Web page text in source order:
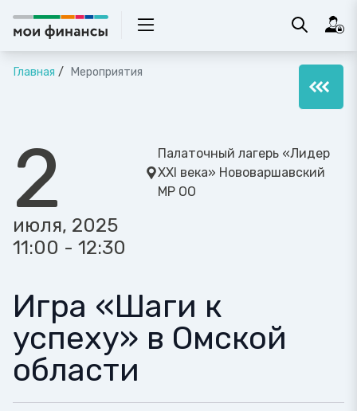
Главная Мероприятия
2
июля, 2025
11:00 - 12:30
Палаточный лагерь «Лидер
XXI века» Нововаршавский
МР ОО
Игра «Шаги к
успеху» в Омской
области